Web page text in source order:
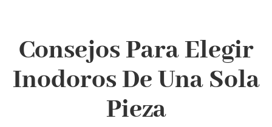
Consejos Para Elegir
Inodoros De Una Sola
Pieza